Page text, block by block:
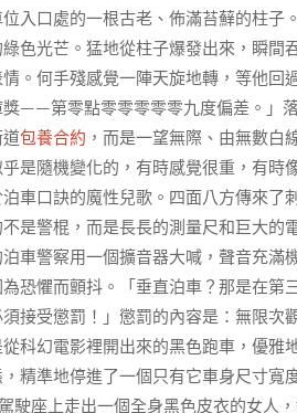
入口處的一根古老、佈滿苔蘚的柱子
色光芒。猛地從柱子爆發出來，瞬
。何手殘感覺一陣天旋地轉，等他
——第零點零零零零零九度偏差。」
道包養合約 ，而是一望無際、由無數
是隨機變化的，有時感覺很重，有
車口訣的魔性兒歌。四面八方傳來
是警棍，而是長長的測量尺和巨大的
車警察用一個擴音器大喊，聲音充
恐懼而顫抖。「垂直泊車？那是在
接受懲罰！」懲罰的內容是：無限次
科幻電影裡開出來的黑色跑車，優
精準地停進了一個只有它車身尺寸
駛座上走出一個全身黑色皮衣的女人